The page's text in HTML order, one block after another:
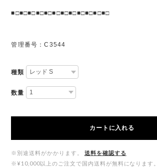
■□■□■□■□■□■□■□■□■□■□■□■□
管理番号：C3544
種類
数量
カートに入れる
※別途送料がかかります。
送料を確認する
※¥10,000以上のご注文で国内送料が無料になります。